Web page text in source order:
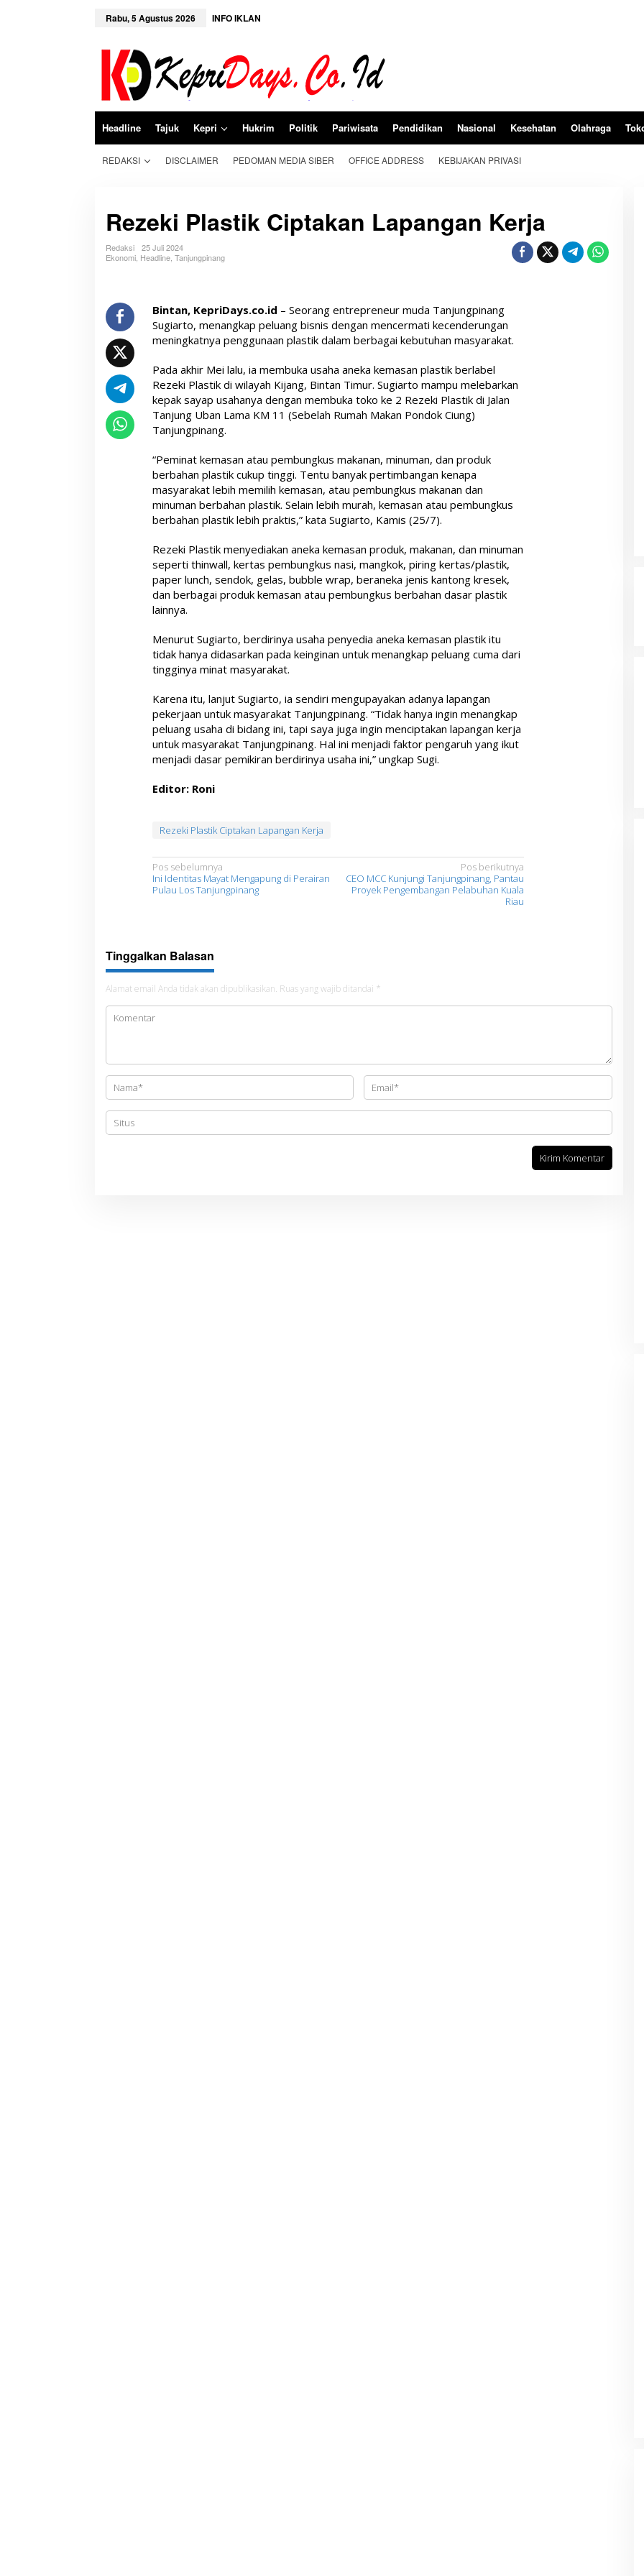
Rabu, 5 Agustus 2026 INFO IKLAN
Headline Tajuk Kepri Hukrim Politik Pariwisata Pendidikan Nasional Kesehatan Olahraga
REDAKSI DISCLAIMER PEDOMAN MEDIA SIBER OFFICE ADDRESS KEBIJAKAN PRIVASI
Rezeki Plastik Ciptakan Lapangan Kerja
Redaksi
25 Juli 2024
Ekonomi Headline Tanjungpinang
Bintan, KepriDays.co.id – Seorang entrepreneur muda Tanjungpinang
Sugiarto, menangkap peluang bisnis dengan mencermati kecenderungan
meningkatnya penggunaan plastik dalam berbagai kebutuhan masyarakat.
Pada akhir Mei lalu, ia membuka usaha aneka kemasan plastik berlabel
Rezeki Plastik di wilayah Kijang, Bintan Timur. Sugiarto mampu melebarkan
kepak sayap usahanya dengan membuka toko ke 2 Rezeki Plastik di Jalan
Tanjung Uban Lama KM 11 (Sebelah Rumah Makan Pondok Ciung)
Tanjungpinang.
“Peminat kemasan atau pembungkus makanan, minuman, dan produk
berbahan plastik cukup tinggi. Tentu banyak pertimbangan kenapa
masyarakat lebih memilih kemasan, atau pembungkus makanan dan
minuman berbahan plastik. Selain lebih murah, kemasan atau pembungkus
berbahan plastik lebih praktis,” kata Sugiarto, Kamis (25/7).
Rezeki Plastik menyediakan aneka kemasan produk, makanan, dan minuman
seperti thinwall, kertas pembungkus nasi, mangkok, piring kertas/plastik,
paper lunch, sendok, gelas, bubble wrap, beraneka jenis kantong kresek,
dan berbagai produk kemasan atau pembungkus berbahan dasar plastik
lainnya.
Menurut Sugiarto, berdirinya usaha penyedia aneka kemasan plastik itu
tidak hanya didasarkan pada keinginan untuk menangkap peluang cuma dari
tingginya minat masyarakat.
Karena itu, lanjut Sugiarto, ia sendiri mengupayakan adanya lapangan
pekerjaan untuk masyarakat Tanjungpinang. “Tidak hanya ingin menangkap
peluang usaha di bidang ini, tapi saya juga ingin menciptakan lapangan kerja
untuk masyarakat Tanjungpinang. Hal ini menjadi faktor pengaruh yang ikut
menjadi dasar pemikiran berdirinya usaha ini,” ungkap Sugi.
Editor: Roni
Rezeki Plastik Ciptakan Lapangan Kerja
N
a
g
a
s
i
s
Pos sebelumnya
Ini Identitas Mayat Mengapung di Perairan
Pulau Los Tanjungpinang
Pos berikutnya
CEO MCC Kunjungi Tanjungpinang, Pantau
Proyek Pengembangan Pelabuhan Kuala
Riau
Tinggalkan Balasan
Alamat email Anda tidak akan dipublikasikan. Ruas yang wajib ditandai *